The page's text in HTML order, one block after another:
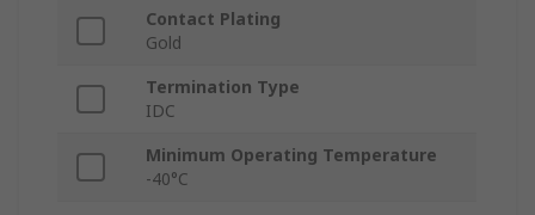
Contact Plating
Gold
Termination Type
IDC
Minimum Operating Temperature
-40°C